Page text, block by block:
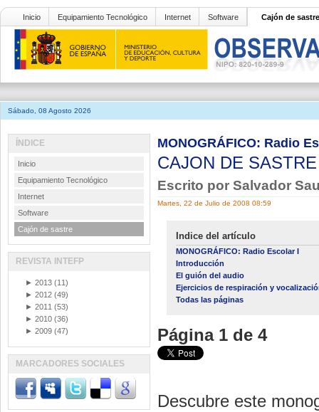
Inicio Equipamiento Tecnológico Internet Software Cajón de sastre
Sábado, 08 Agosto 2026
MONOGRÁFICO: Radio
CAJON DE
Escrito por Salvador
Martes, 22 de Julio de 2008 08:59
Indice del artículo
MONOGRÁFICO: Radio Escolar I
Introducción
El guión del audio
Ejercicios de respiración y
Todas las páginas
Página 1 de 4
Descubre este
ÍNDICE
Inicio
Equipamiento Tecnológico
Internet
Software
Cajón de sastre
REVISTA INTEFP
► 2013 (11)
► 2012 (49)
► 2011 (53)
► 2010 (36)
► 2009 (47)
MARCADORES SOCIALES